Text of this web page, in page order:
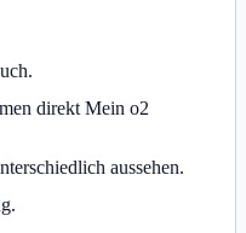
direkt Mein o2
aussehen.